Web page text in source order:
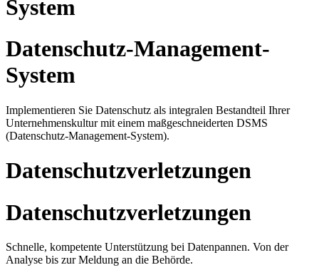
System
Datenschutz-Management-
System
Implementieren Sie Datenschutz als integralen Bestandteil Ihrer
Unternehmenskultur mit einem maßgeschneiderten DSMS
(Datenschutz-Management-System).
Datenschutzverletzungen
Datenschutzverletzungen
Schnelle, kompetente Unterstützung bei Datenpannen. Von der
Analyse bis zur Meldung an die Behörde.